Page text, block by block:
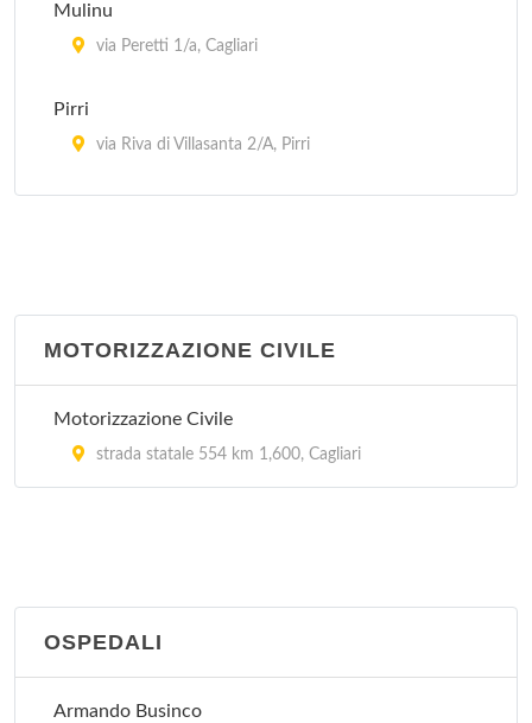
Mulinu
via Peretti 1/a, Cagliari
Pirri
via Riva di Villasanta 2/A, Pirri
via Alziator 8, Cagliari
MOTORIZZAZIONE CIVILE
Motorizzazione Civile
strada statale 554 km 1,600, Cagliari
OSPEDALI
Armando Businco